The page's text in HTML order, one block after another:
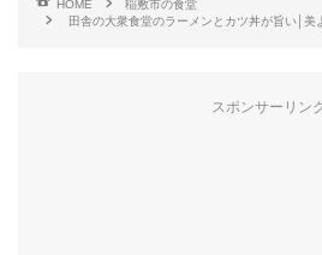
HOME
稲敷市の食堂
田舎の大衆食堂のラーメンとカツ丼が旨い│美
スポンサーリン